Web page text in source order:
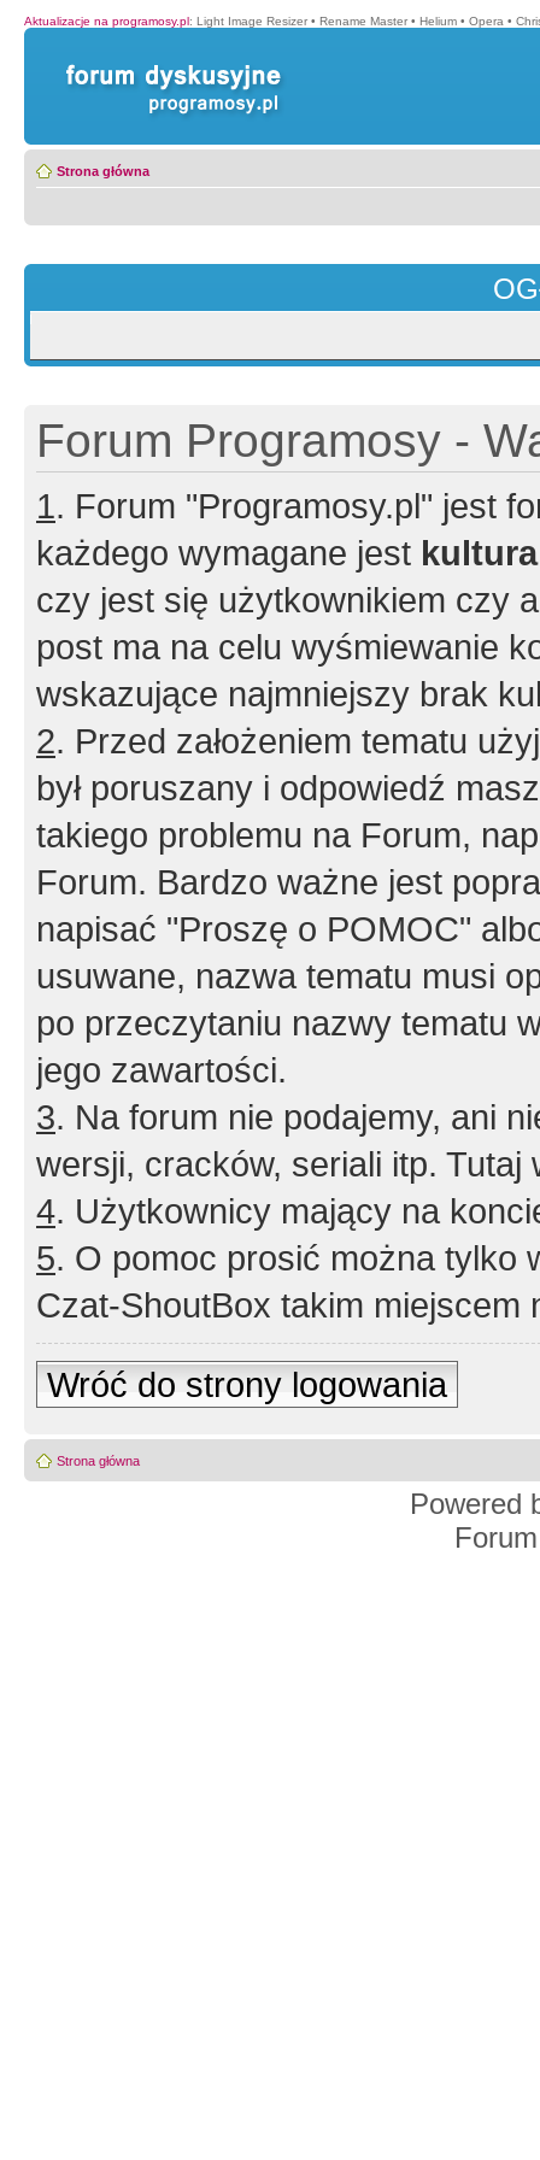
Aktualizacje na programosy.pl: Light Image Resizer • Rename Master • Helium • Opera •
Strona główna
Forum Programosy -
1. Forum "Programosy.pl" jest
każdego wymagane jest
czy jest się użytkownikiem czy
post ma na celu wyśmiewanie
wskazujące najmniejszy brak
2. Przed założeniem tematu
był poruszany i odpowiedź
takiego problemu na Forum,
Forum. Bardzo ważne jest
napisać "Proszę o POMOC"
usuwane, nazwa tematu musi
po przeczytaniu nazwy tematu
jego zawartości.
3. Na forum nie podajemy, ani
wersji, cracków, seriali itp. Tutaj
4. Użytkownicy mający na
5. O pomoc prosić można tylko
Czat-ShoutBox takim miejscem
Wróć do strony logowania
Strona główna
Powered